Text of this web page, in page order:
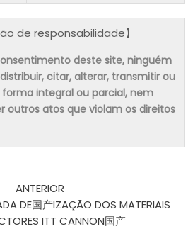
de responsabilidade】
deste site, ninguém
citar, alterar, transmitir ou
integral ou parcial, nem
outros atos que violam os direitos
ANTERIOR
DE国产IZAÇÃO DOS MATERIAIS
ITT CANNON国产